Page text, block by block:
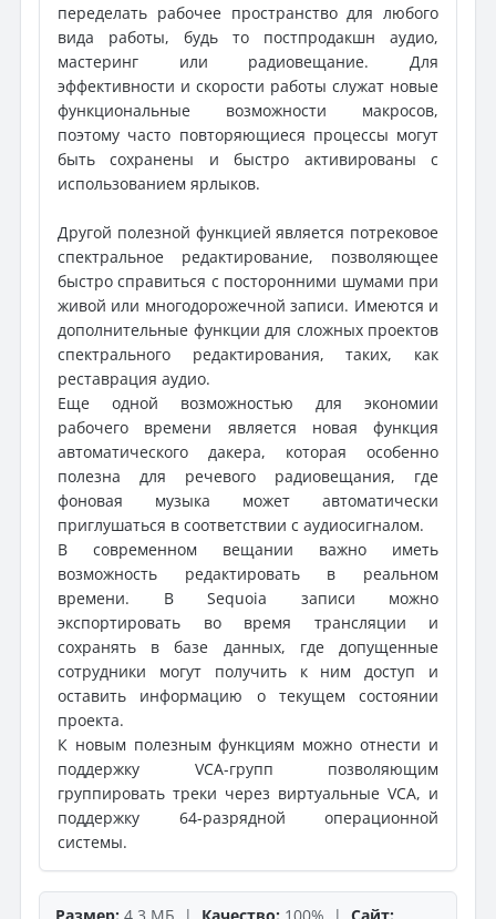
переделать рабочее пространство для любого
вида работы, будь то постпродакшн аудио,
мастеринг или радиовещание. Для
эффективности и скорости работы служат новые
функциональные возможности макросов,
поэтому часто повторяющиеся процессы могут
быть сохранены и быстро активированы с
использованием ярлыков.
Другой полезной функцией является потрековое
спектральное редактирование, позволяющее
быстро справиться с посторонними шумами при
живой или многодорожечной записи. Имеются и
дополнительные функции для сложных проектов
спектрального редактирования, таких, как
реставрация аудио.
Еще одной возможностью для экономии
рабочего времени является новая функция
автоматического дакера, которая особенно
полезна для речевого радиовещания, где
фоновая музыка может автоматически
приглушаться в соответствии с аудиосигналом.
В современном вещании важно иметь
возможность редактировать в реальном
времени. В Sequoia записи можно
экспортировать во время трансляции и
сохранять в базе данных, где допущенные
сотрудники могут получить к ним доступ и
оставить информацию о текущем состоянии
проекта.
К новым полезным функциям можно отнести и
поддержку VCA-групп позволяющим
группировать треки через виртуальные VCA, и
поддержку 64-разрядной операционной
системы.